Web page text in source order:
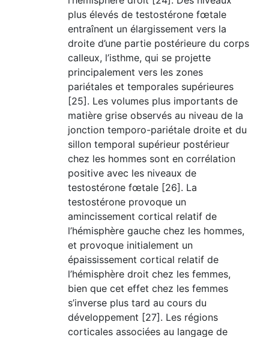
plus élevés de testostérone fœtale
entraînent un élargissement vers la
droite d’une partie postérieure du corps
calleux, l’isthme, qui se projette
principalement vers les zones
pariétales et temporales supérieures
[25]. Les volumes plus importants de
matière grise observés au niveau de la
jonction temporo-pariétale droite et du
sillon temporal supérieur postérieur
chez les hommes sont en corrélation
positive avec les niveaux de
testostérone fœtale [26]. La
testostérone provoque un
amincissement cortical relatif de
l’hémisphère gauche chez les hommes,
et provoque initialement un
épaississement cortical relatif de
l’hémisphère droit chez les femmes,
bien que cet effet chez les femmes
s’inverse plus tard au cours du
développement [27]. Les régions
corticales associées au langage de